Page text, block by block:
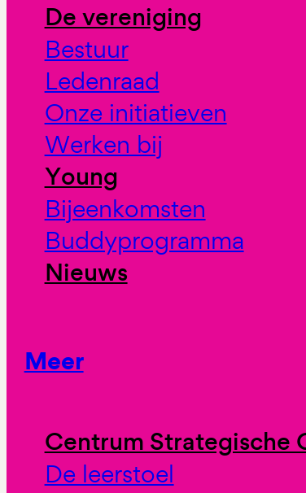
De vereniging
Bestuur
Ledenraad
Onze initiatieven
Werken bij
Young
Bijeenkomsten
Buddyprogramma
Nieuws
Meer
Centrum Strategische
De leerstoel